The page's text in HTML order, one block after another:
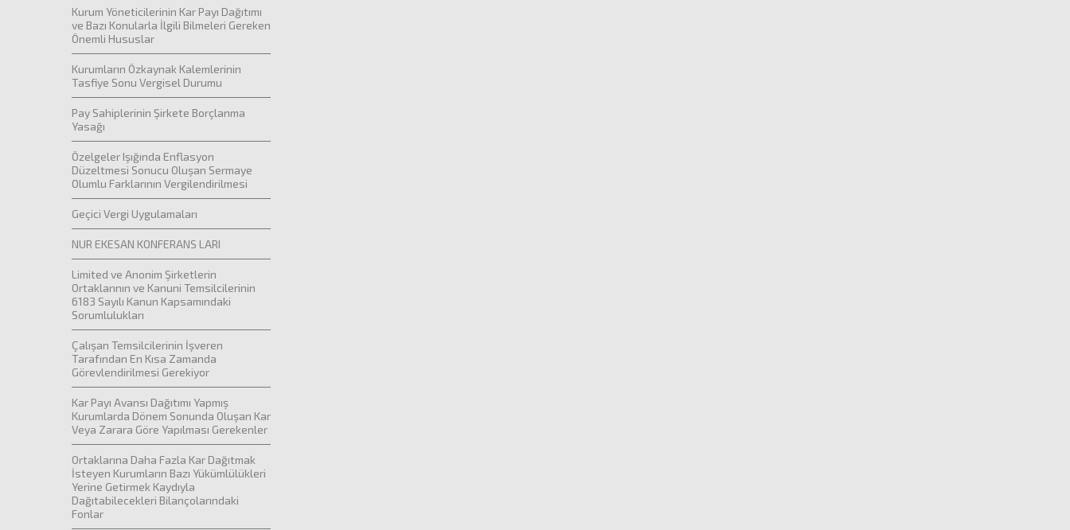
Kurum Yöneticilerinin Kar Payı Dağıtımı
ve Bazı Konularla İlgili Bilmeleri Gereken
Önemli Hususlar
Kurumların Özkaynak Kalemlerinin
Tasfiye Sonu Vergisel Durumu
Pay Sahiplerinin Şirkete Borçlanma
Yasağı
Özelgeler Işığında Enflasyon
Düzeltmesi Sonucu Oluşan Sermaye
Olumlu Farklarının Vergilendirilmesi
Geçici Vergi Uygulamaları
NUR EKESAN KONFERANS LARI
Limited ve Anonim Şirketlerin
Ortaklarının ve Kanuni Temsilcilerinin
6183 Sayılı Kanun Kapsamındaki
Sorumlulukları
Çalışan Temsilcilerinin İşveren
Tarafından En Kısa Zamanda
Görevlendirilmesi Gerekiyor
Kar Payı Avansı Dağıtımı Yapmış
Kurumlarda Dönem Sonunda Oluşan Kar
Veya Zarara Göre Yapılması Gerekenler
Ortaklarına Daha Fazla Kar Dağıtmak
İsteyen Kurumların Bazı Yükümlülükleri
Yerine Getirmek Kaydıyla
Dağıtabilecekleri Bilançolarındaki
Fonlar